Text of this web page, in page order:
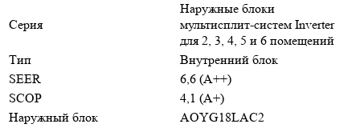
Серия
Наружные блоки
мультисплит-систем Inverter
для 2, 3, 4, 5 и 6 помещений
Тип
Внутренний блок
SEER
6,6 (А++)
SCOP
4,1 (А+)
Наружный блок
AOYG18LAC2